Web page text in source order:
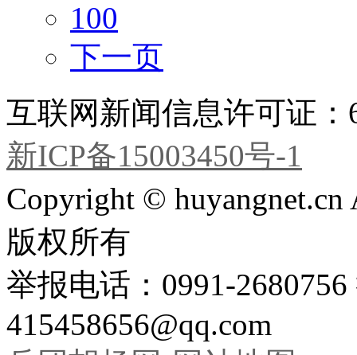
100
下一页
互联网新闻信息许可证：
新ICP备15003450号-1
Copyright ©
版权所有
举报电话：0991-
415458656@qq.com